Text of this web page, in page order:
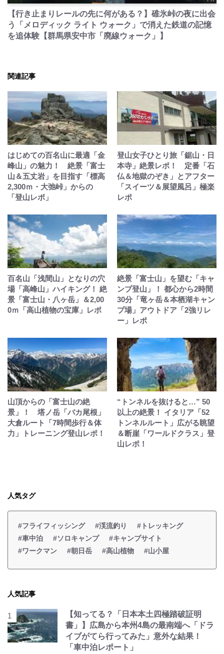
【行き止まりレールの先に何がある？】碓氷峠の夜に出会
う「メロディック ライト ウォーク」で消えた鉄道の記憶
を追体験【群馬県安中市「廃線ウォーク」】
関連記事
はじめての百名山に最適「金
峰山」の魅力！ 絶景「富士
山＆五丈岩」を目指す「標高
2,300ｍ・大弛峠」からの
「登山レポ」
登山女子ひとり旅「鋸山・日
本寺」絶景レポ！ 定番「石
仏＆地獄のぞき」とアフター
「スイーツ＆展望風呂」極楽
レポ
百名山「浅間山」となりの穴
場「高峰山」ハイキング！ 絶
景「富士山・八ヶ岳」＆2,00
0ｍ「高山植物の宝庫」レポ
絶景「富士山」を望む「キャ
ンプ登山」！ 都心から2時間
30分「竜ヶ岳＆本栖湖キャン
プ場」アウトドア「2強リレ
ー」レポ
山頂からの「富士山の絶
景」！ 塔ノ岳「バカ尾根」
大倉ルート「7時間歩行＆体
力」トレーニング登山レポ！
“トンネルを抜けると…” 50
以上の絶景！ イタリア「52
トンネルルート」広がる眺望
＆断崖「ワールドクラス」登
山レポ！
人気タグ
#フライフィッシング #渓流釣り
#トレッキング
#車中泊
#ソロキャンプ
#キャンプサイト
#ワークマン
#朝日岳 #高山植物 #山小屋
人気記事
【知ってる？「日本本土四極踏破証明
書」】広島から本州4島の最南端へ「ドラ
イブがてら行ってみた」意外な結果！
「車中泊レポート」